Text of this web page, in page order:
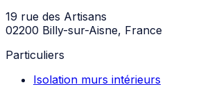
19 rue des Artisans
02200 Billy-sur-Aisne, France
Particuliers
Isolation murs intérieurs